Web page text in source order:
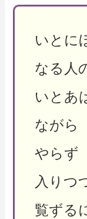
いとに
なる人
いとあ
ながら
やらず
入りつ
覧ずる